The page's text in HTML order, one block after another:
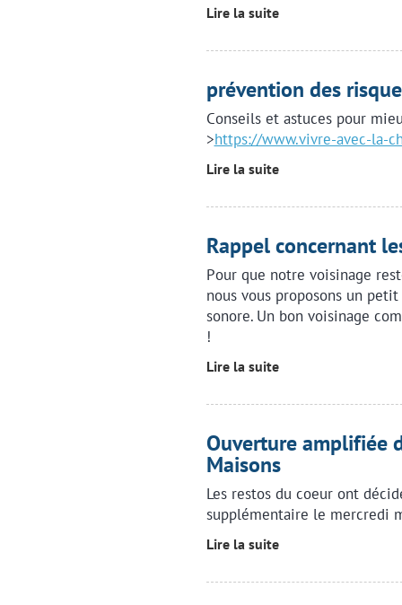
Lire la suite
prévention des
Conseils et astuces pour
>https://www.vivre-avec-la-
Lire la suite
Rappel concernant
Pour que notre voisinage
nous vous proposons un
sonore. Un bon voisinage
!
Lire la suite
Ouverture amplifiée
Maisons
Les restos du coeur ont
supplémentaire le mercredi
Lire la suite